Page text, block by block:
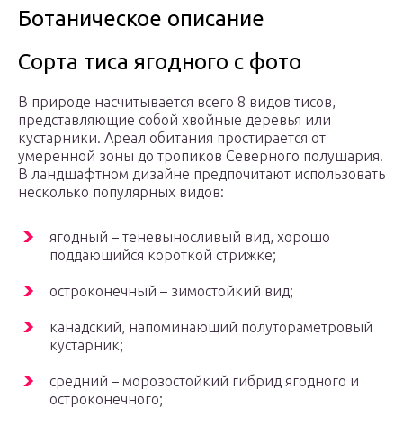
Ботаническое описание
Сорта тиса ягодного с фото
В природе насчитывается всего 8 видов тисов,
представляющие собой хвойные деревья или
кустарники. Ареал обитания простирается от
умеренной зоны до тропиков Северного полушария.
В ландшафтном дизайне предпочитают использовать
несколько популярных видов:
ягодный – теневыносливый вид, хорошо
поддающийся короткой стрижке;
остроконечный – зимостойкий вид;
канадский, напоминающий полутораметровый
кустарник;
средний – морозостойкий гибрид ягодного и
остроконечного;